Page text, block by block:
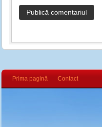
Prima pagină Contact